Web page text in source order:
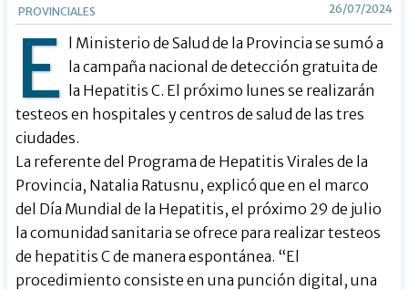
PROVINCIALES 26/07/2024
E l Ministerio de Salud de la Provincia se sumó a
la campaña nacional de detección gratuita de
la Hepatitis C. El próximo lunes se realizarán
testeos en hospitales y centros de salud de las tres
ciudades.
La referente del Programa de Hepatitis Virales de la
Provincia, Natalia Ratusnu, explicó que en el marco
del Día Mundial de la Hepatitis, el próximo 29 de julio
la comunidad sanitaria se ofrece para realizar testeos
de hepatitis C de manera espontánea. “El
procedimiento consiste en una punción digital, una